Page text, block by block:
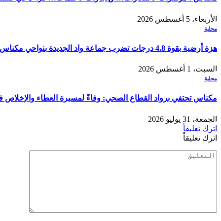
الأربعاء، 5 أغسطس 2026
محلية
هزة أرضية بقوة 4.8 درجات تضرب جماعة واد الجديدة بنواحي مكناس
السبت، 1 أغسطس 2026
محلية
مكناس تحتفي برواد القطاع الصحي: وفاءً لمسيرة العطاء والإخلاص
الجمعة، 31 يوليو 2026
اترك تعليقاً
اترك تعليقاً